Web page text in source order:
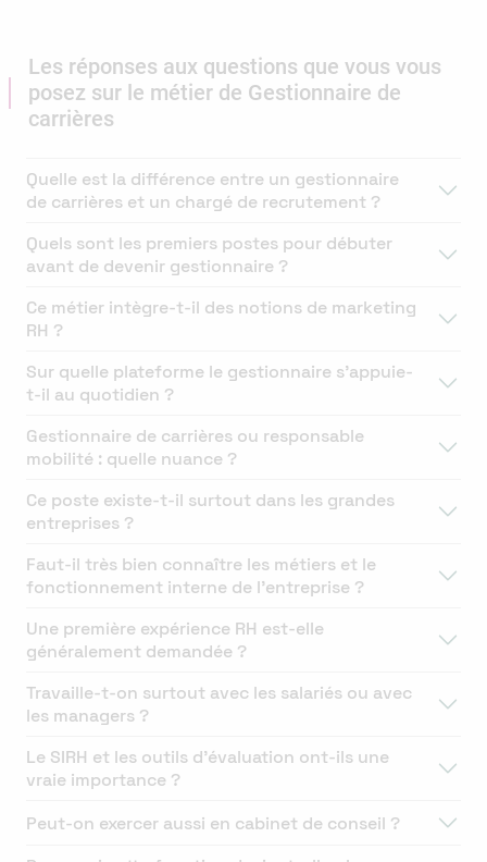
Les réponses aux questions que vous vous
posez sur le métier de Gestionnaire de
carrières
Quelle est la différence entre un gestionnaire
de carrières et un chargé de recrutement ?
Quels sont les premiers postes pour débuter
avant de devenir gestionnaire ?
Ce métier intègre-t-il des notions de marketing
RH ?
Sur quelle plateforme le gestionnaire s’appuie-
t-il au quotidien ?
Gestionnaire de carrières ou responsable
mobilité : quelle nuance ?
Ce poste existe-t-il surtout dans les grandes
entreprises ?
Faut-il très bien connaître les métiers et le
fonctionnement interne de l’entreprise ?
Une première expérience RH est-elle
généralement demandée ?
Travaille-t-on surtout avec les salariés ou avec
les managers ?
Le SIRH et les outils d’évaluation ont-ils une
vraie importance ?
Peut-on exercer aussi en cabinet de conseil ?